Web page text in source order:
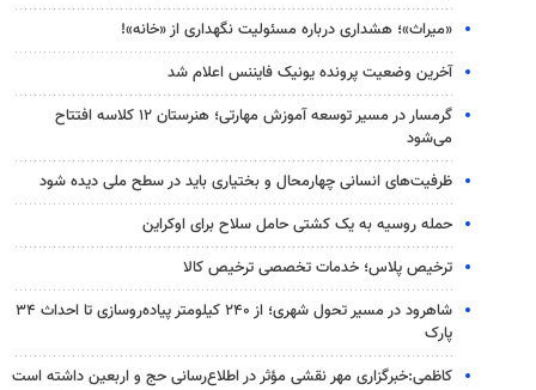
«میراث»؛ هشداری درباره مسئولیت نگهداری از «خانه»!
آخرین وضعیت پرونده یونیک فایننس اعلام شد
گرمسار در مسیر توسعه آموزش مهارتی؛ هنرستان ۱۲ کلاسه افتتاح
می‌شود
ظرفیت‌های انسانی چهارمحال و بختیاری باید در سطح ملی دیده شود
حمله روسیه به یک کشتی حامل سلاح برای اوکراین
ترخیص پلاس؛ خدمات تخصصی ترخیص کالا
شاهرود در مسیر تحول شهری؛ از ۲۴۰ کیلومتر پیاده‌روسازی تا احداث ۳۴
پارک
کاظمی:خبرگزاری مهر نقشی مؤثر در اطلاع‌رسانی حج و اربعین داشته است